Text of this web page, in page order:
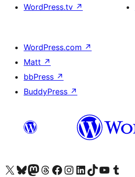
WordPress.tv ↗
WordPress.com ↗
Matt ↗
bbPress ↗
BuddyPress ↗
ကျွန်ုပ်တို့၏ X (ယခင် Twitter) အကောင့်သို့ သွားရောက်ကြည့်ရှုပါကျွန်ုပ်တို့၏ Bluesky အကောင့်သို့ ဝင်ရောက်ကြည့်ရှုရန်
ကျွန်ုပ်တို့၏ Mastodon အကောင့်သို့ သွားရောက်ကြည့်ရှုပါကျွန်ုပ်တို့၏ Threads အကောင့်သို့ ဝင်ရောက်ကြည့်ရှုရန်
ကျွန်ုပ်တို့၏ Facebook စာမျက်နှာသို့ သွားရောက်ကြည့်ရှုပါကျွန်ုပ်တို့၏ Instagram အကောင့်သို့ သွားရောက်ကြည့်ရှုပါ ကျွန်ုပ်တို့၏ LinkedIn အကောင့်သို့ သွားရောက်ကြည့်ရှုပါကျွန်ုပ်တို့၏ TikTok အကောင့်သို့ ဝင်ရောက်ကြည့်ရှုရန်
ကျွန်ုပ်တို့၏ YouTube ချန်နယ်သို့ သွားရောက်ကြည့်ရှုပါ ကျွန်ုပ်တို့၏ Tumblr အကောင့်သို့ ဝင်ရောက်ကြည့်ရှုရန်